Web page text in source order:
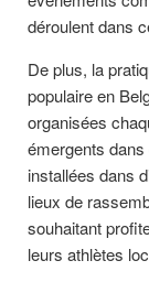
déroulent dans
De plus, la
populaire en
organisées
émergents
installées dans
lieux de
souhaitant
leurs athlètes